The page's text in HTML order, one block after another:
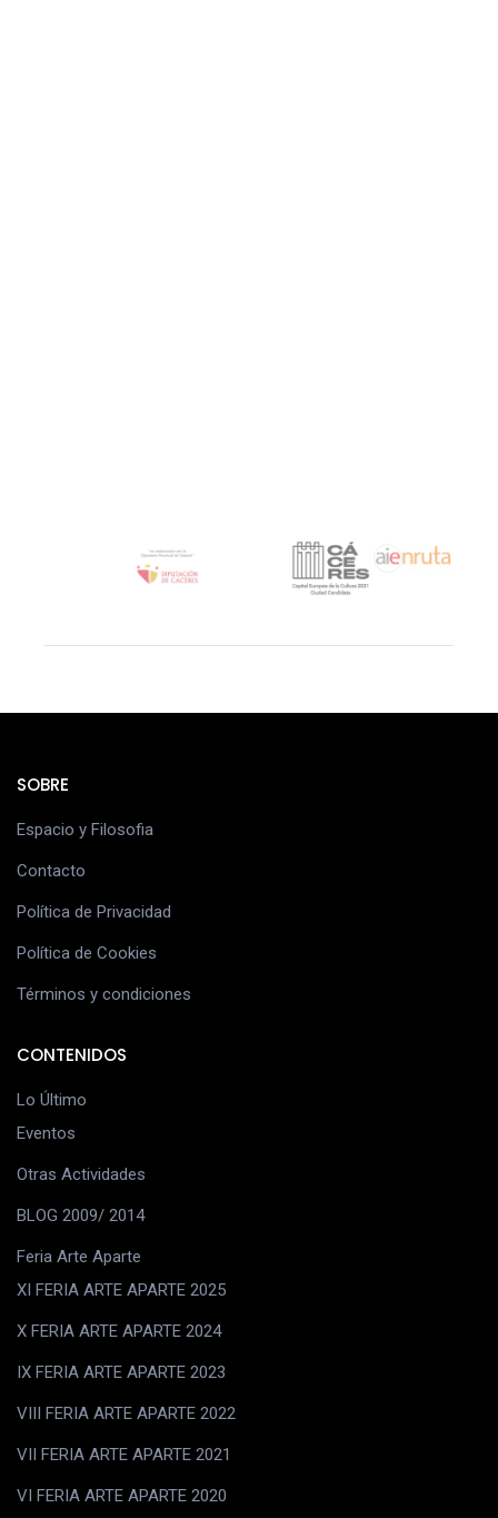
SOBRE
Espacio y Filosofia
Contacto
Política de Privacidad
Política de Cookies
Términos y condiciones
CONTENIDOS
Lo Último
Eventos
Otras Actividades
BLOG 2009/ 2014
Feria Arte Aparte
XI FERIA ARTE APARTE 2025
X FERIA ARTE APARTE 2024
IX FERIA ARTE APARTE 2023
VIII FERIA ARTE APARTE 2022
VII FERIA ARTE APARTE 2021
VI FERIA ARTE APARTE 2020